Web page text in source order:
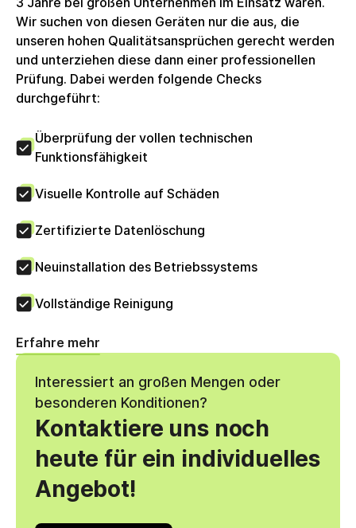
Wir suchen von diesen Geräten nur die aus, die
unseren hohen Qualitätsansprüchen gerecht werden
und unterziehen diese dann einer professionellen
Prüfung. Dabei werden folgende Checks
durchgeführt:
Überprüfung der vollen technischen
Funktionsfähigkeit
Visuelle Kontrolle auf Schäden
Zertifizierte Datenlöschung
Neuinstallation des Betriebssystems
Vollständige Reinigung
Erfahre mehr
Interessiert an großen Mengen oder
besonderen Konditionen?
Kontaktiere uns noch
heute für ein individuelles
Angebot!